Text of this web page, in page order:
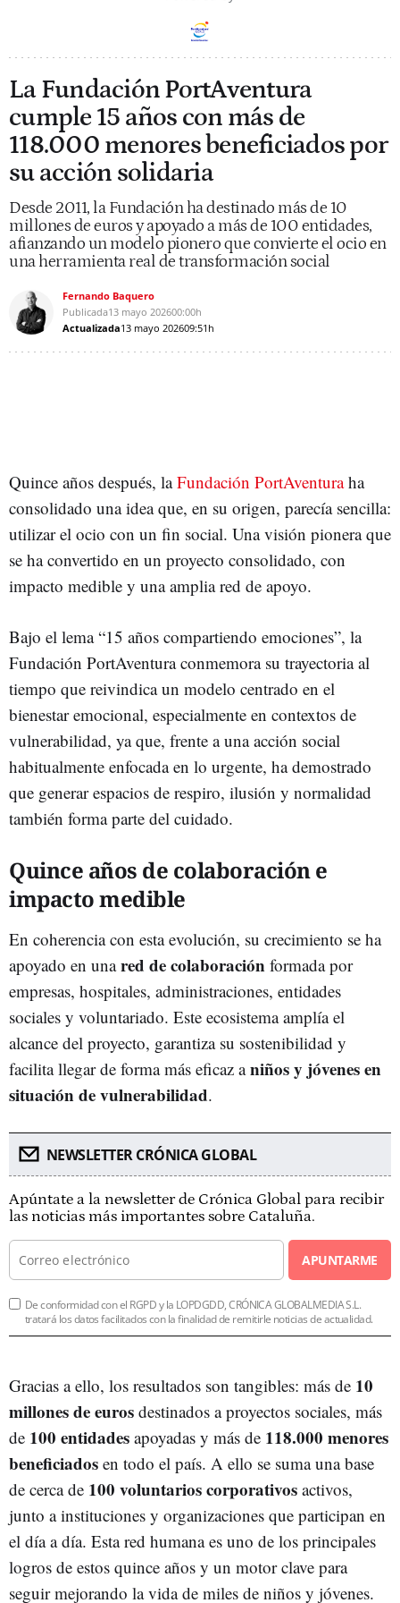
La Fundación PortAventura
cumple 15 años con más de
118.000 menores beneficiados por
su acción solidaria
Desde 2011, la Fundación ha destinado más de 10
millones de euros y apoyado a más de 100 entidades,
afianzando un modelo pionero que convierte el ocio en
una herramienta real de transformación social
Fernando Baquero
Publicada13 mayo 202600:00h
Actualizada13 mayo 202609:51h
Quince años después, laFundación PortAventuraha
consolidado una idea que, en su origen, parecía sencilla:
utilizar el ocio con un fin social. Una visión pionera que
se ha convertido en un proyecto consolidado, con
impacto medible y una amplia red de apoyo.
Bajo el lema “15 años compartiendo emociones”, la
Fundación PortAventura conmemora su trayectoria al
tiempo que reivindica un modelo centrado en el
bienestar emocional, especialmente en contextos de
vulnerabilidad, ya que, frente a una acción social
habitualmente enfocada en lo urgente, ha demostrado
que generar espacios de respiro, ilusión y normalidad
también forma parte del cuidado.
Quince años de colaboración e
impacto medible
En coherencia con esta evolución, su crecimiento se ha
apoyado en unared de colaboración formada por
empresas, hospitales, administraciones, entidades
sociales y voluntariado. Este ecosistema amplía el
alcance del proyecto, garantiza su sostenibilidad y
facilita llegar de forma más eficaz aniños y jóvenes en
situación de vulnerabilidad.
NEWSLETTER CRÓNICA GLOBAL
Apúntate a la newsletter de Crónica Global para recibir
las noticias más importantes sobre Cataluña.
APUNTARME
De conformidad con el RGPD y la LOPDGDD, CRÓNICA GLOBALMEDIA S.L.
tratará los datos facilitados con la finalidad de remitirle noticias de actualidad.
Gracias a ello, los resultados son tangibles: más de 10
millones de euros destinados a proyectos sociales, más
de 100 entidades apoyadas y más de 118.000 menores
beneficiados en todo el país. A ello se suma una base
de cerca de 100 voluntarios corporativos activos,
junto a instituciones y organizaciones que participan en
el día a día. Esta red humana es uno de los principales
logros de estos quince años y un motor clave para
seguir mejorando la vida de miles de niños y jóvenes.